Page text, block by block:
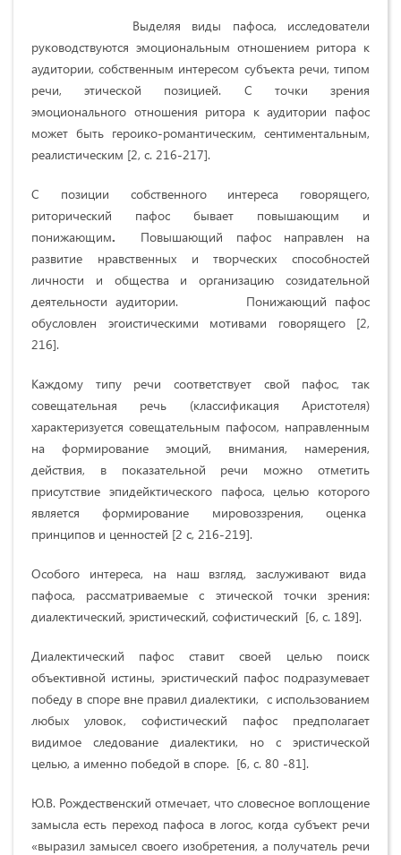
Выделяя виды пафоса, исследователи
руководствуются эмоциональным отношением ритора к
аудитории, собственным интересом субъекта речи, типом
речи, этической позицией. С точки зрения
эмоционального отношения ритора к аудитории пафос
может быть героико-романтическим, сентиментальным,
реалистическим [2, с. 216-217].
С позиции собственного интереса говорящего,
риторический пафос бывает повышающим и
понижающим.
Повышающий пафос направлен на
развитие нравственных и творческих способностей
личности и общества и организацию созидательной
деятельности аудитории. Понижающий пафос
обусловлен эгоистическими мотивами говорящего [2,
216].
Каждому типу речи соответствует свой пафос, так
совещательная речь (классификация Аристотеля)
характеризуется совещательным пафосом, направленным
на формирование эмоций, внимания, намерения,
действия, в показательной речи можно отметить
присутствие эпидейктического пафоса, целью которого
является формирование мировоззрения, оценка
принципов и ценностей [2 c, 216-219].
Особого интереса, на наш взгляд, заслуживают вида
пафоса, рассматриваемые с этической точки зрения:
диалектический, эристический, софистический [6, c. 189].
Диалектический пафос ставит своей целью поиск
объективной истины, эристический пафос подразумевает
победу в споре вне правил диалектики, с использованием
любых уловок, софистический пафос предполагает
видимое следование диалектики, но с эристической
целью, а именно победой в споре. [6, c. 80 -81].
Ю.В. Рождественский отмечает, что словесное воплощение
замысла есть переход пафоса в логос, когда субъект речи
«выразил замысел своего изобретения, а получатель речи